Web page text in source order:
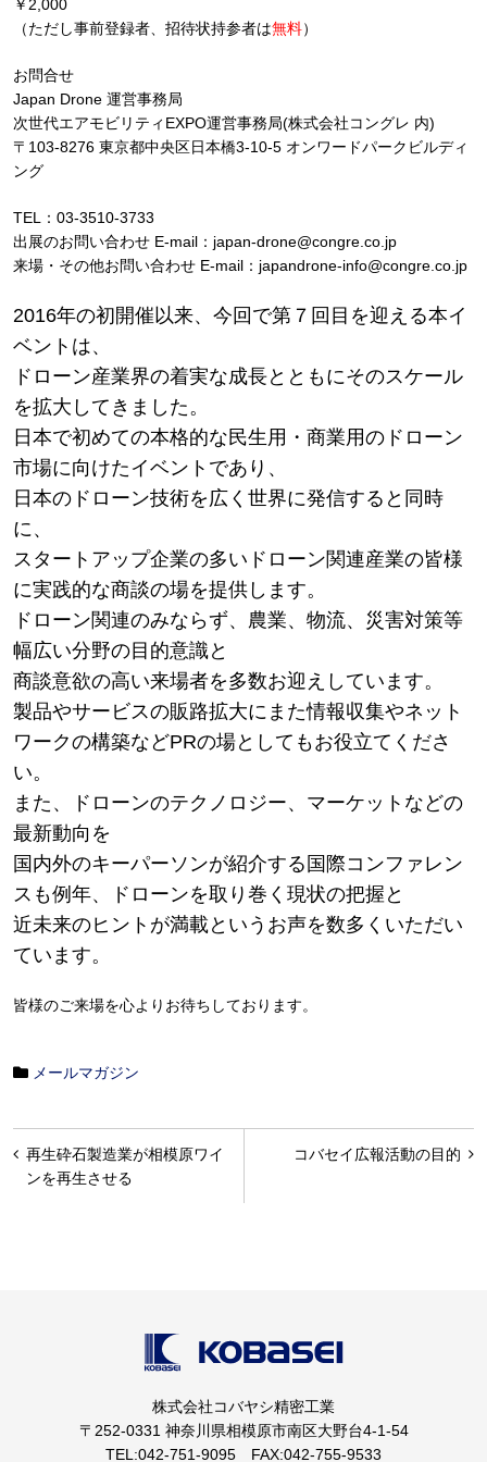
￥2,000
（ただし事前登録者、招待状持参者は無料）
お問合せ
Japan Drone 運営事務局
次世代エアモビリティEXPO運営事務局(株式会社コングレ 内)
〒103-8276 東京都中央区日本橋3-10-5 オンワードパークビルディ
ング
TEL：03-3510-3733
出展のお問い合わせ E-mail：japan-drone@congre.co.jp
来場・その他お問い合わせ E-mail：japandrone-info@congre.co.jp
2016年の初開催以来、今回で第７回目を迎える本イ
ベントは、
ドローン産業界の着実な成長とともにそのスケール
を拡大してきました。
日本で初めての本格的な民生用・商業用のドローン
市場に向けたイベントであり、
日本のドローン技術を広く世界に発信すると同時
に、
スタートアップ企業の多いドローン関連産業の皆様
に実践的な商談の場を提供します。
ドローン関連のみならず、農業、物流、災害対策等
幅広い分野の目的意識と
商談意欲の高い来場者を多数お迎えしています。
製品やサービスの販路拡大にまた情報収集やネット
ワークの構築などPRの場としてもお役立てくださ
い。
また、ドローンのテクノロジー、マーケットなどの
最新動向を
国内外のキーパーソンが紹介する国際コンファレン
スも例年、ドローンを取り巻く現状の把握と
近未来のヒントが満載というお声を数多くいただい
ています。
皆様のご来場を心よりお待ちしております。
メールマガジン
投
稿
コバセイ広報活動の目的
再生砕石製造業が相模原ワイ
ンを再生させる
株式会社コバヤシ精密工業
〒252-0331 神奈川県相模原市南区大野台4-1-54
TEL:042-751-9095 FAX:042-755-9533